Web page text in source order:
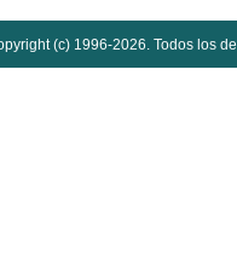
(c) 1996-2026. Todos los